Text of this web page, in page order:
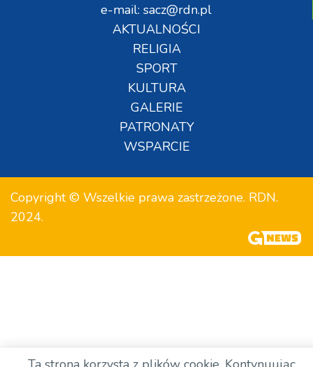
e-mail: sacz@rdn.pl
AKTUALNOŚCI
RELIGIA
SPORT
KULTURA
GALERIE
PATRONATY
WSPARCIE
Copyright © Wszelkie prawa zastrzeżone. RDN.
2024.